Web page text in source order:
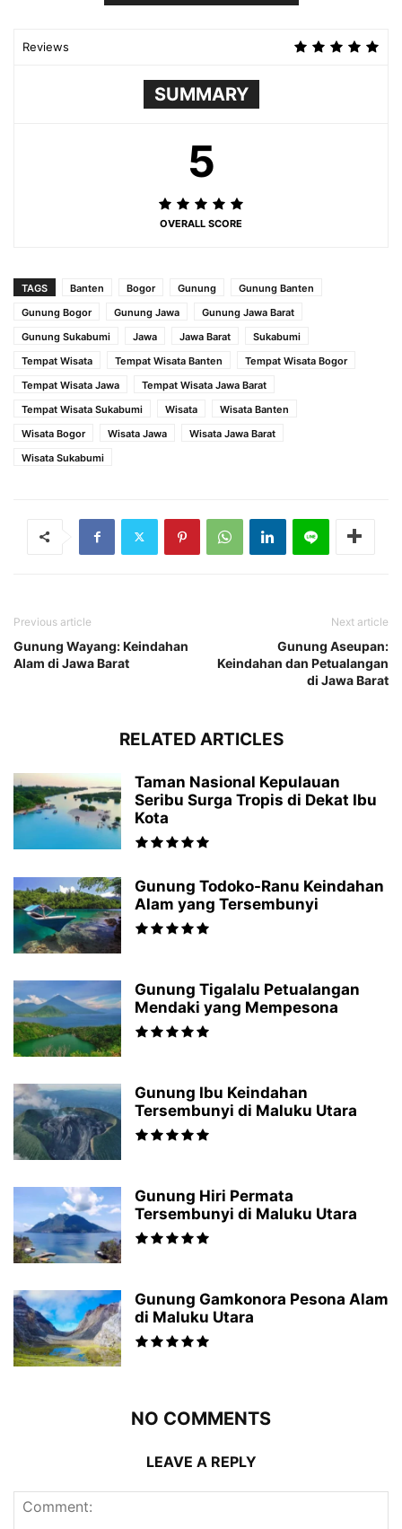
Reviews
SUMMARY
5
OVERALL SCORE
TAGS Banten Bogor Gunung
Gunung Banten
Gunung Bogor
Gunung Jawa
Gunung Jawa Barat
Gunung Sukabumi
Jawa Jawa Barat
Sukabumi
Tempat Wisata
Tempat Wisata Banten
Tempat Wisata Bogor
Tempat Wisata Jawa
Tempat Wisata Jawa Barat
Tempat Wisata Sukabumi
Wisata
Wisata Banten
Wisata Bogor
Wisata Jawa
Wisata Jawa Barat
Wisata Sukabumi
Previous article
Gunung Wayang: Keindahan
Alam di Jawa Barat
Next article
Gunung Aseupan:
Keindahan dan Petualangan
di Jawa Barat
RELATED ARTICLES
Taman Nasional Kepulauan
Seribu Surga Tropis di Dekat Ibu
Kota
Gunung Todoko-Ranu Keindahan
Alam yang Tersembunyi
Gunung Tigalalu Petualangan
Mendaki yang Mempesona
Gunung Ibu Keindahan
Tersembunyi di Maluku Utara
Gunung Hiri Permata
Tersembunyi di Maluku Utara
Gunung Gamkonora Pesona Alam
di Maluku Utara
NO COMMENTS
LEAVE A REPLY